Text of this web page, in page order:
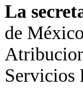
La
de
Servicios